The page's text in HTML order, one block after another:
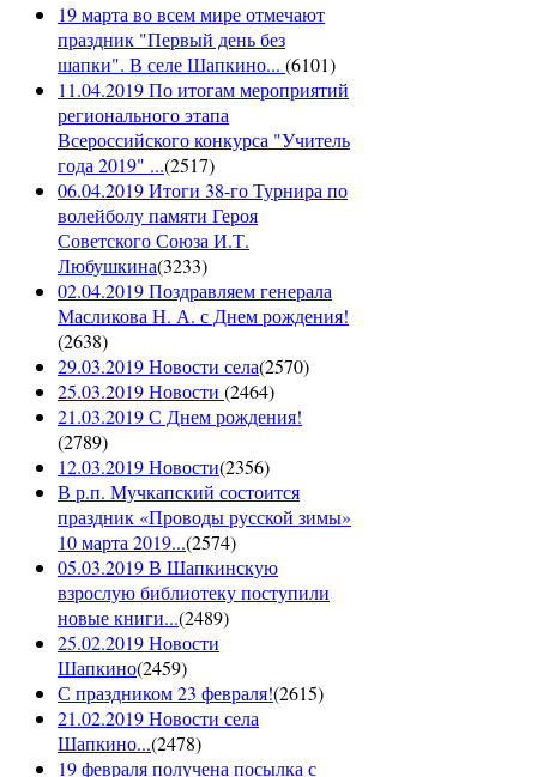
19 марта во всем мире отмечают
праздник "Первый день без
шапки". В селе Шапкино... (6101)
11.04.2019 По итогам мероприятий
регионального этапа
Всероссийского конкурса "Учитель
года 2019" ...(2517)
06.04.2019 Итоги 38-го Турнира по
волейболу памяти Героя
Советского Союза И.Т.
Любушкина(3233)
02.04.2019 Поздравляем генерала
Масликова Н. А. с Днем рождения!
(2638)
29.03.2019 Новости села(2570)
25.03.2019 Новости (2464)
21.03.2019 С Днем рождения!
(2789)
12.03.2019 Новости(2356)
В р.п. Мучкапский состоится
праздник «Проводы русской зимы»
10 марта 2019...(2574)
05.03.2019 В Шапкинскую
взрослую библиотеку поступили
новые книги...(2489)
25.02.2019 Новости
Шапкино(2459)
С праздником 23 февраля!(2615)
21.02.2019 Новости села
Шапкино...(2478)
19 февраля получена посылка с